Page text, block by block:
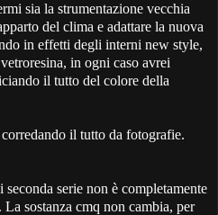
sia la strumentazione vecchia
del clima e adattare la nuova
in effetti degli interni new style,
in ogni caso avrei
il tutto del colore della
il tutto da fotografie.
serie non è completamente
sostanza cmq non cambia, per